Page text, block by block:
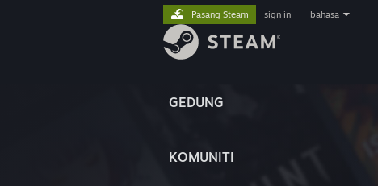
GEDUNG
KOMUNITI
Pasang Steam sign in bahasa